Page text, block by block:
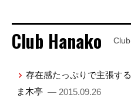
Club Hanako
存在感たっぷりで主張す
ま木亭 — 2015.09.26